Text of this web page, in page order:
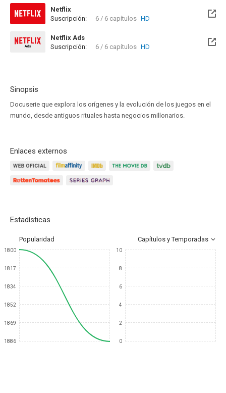
Netflix
Suscripción:
6 / 6 capítulos HD
Netflix Ads
Suscripción:
6 / 6 capítulos HD
Sinopsis
Docuserie que explora los orígenes y la evolución de los juegos en el
mundo, desde antiguos rituales hasta negocios millonarios.
Enlaces externos
Estadísticas
Popularidad Capítulos y Temporadas
1800
1817
1834
1852
1869
1886
10
8
6
4
2
0